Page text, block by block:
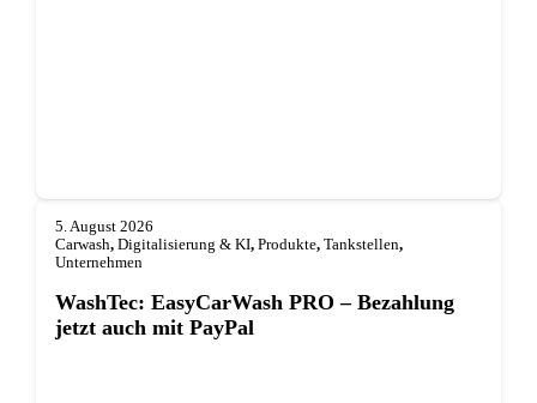
5. August 2026
Carwash, Digitalisierung & KI, Produkte, Tankstellen,
Unternehmen
WashTec: EasyCarWash PRO – Bezahlung
jetzt auch mit PayPal